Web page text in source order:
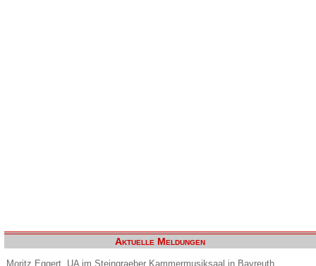
Aktuelle Meldungen
Moritz Eggert. UA im Steingraeber Kammermusiksaal in Bayreuth